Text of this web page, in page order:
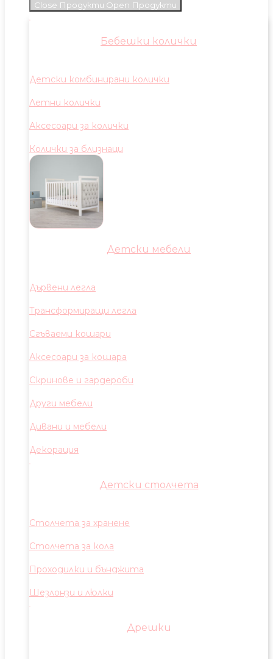
Close Продукти Open Продукти
Бебешки колички
Детски комбинирани колички
Летни колички
Аксесоари за колички
Колички за близнаци
Детски мебели
Дървени легла
Трансформиращи легла
Сгъваеми кошари
Аксесоари за кошара
Скринове и гардероби
Други мебели
Дивани и мебели
Декорация
Детски столчета
Столчета за хранене
Столчета за кола
Проходилки и бънджита
Шезлонзи и люлки
Дрешки